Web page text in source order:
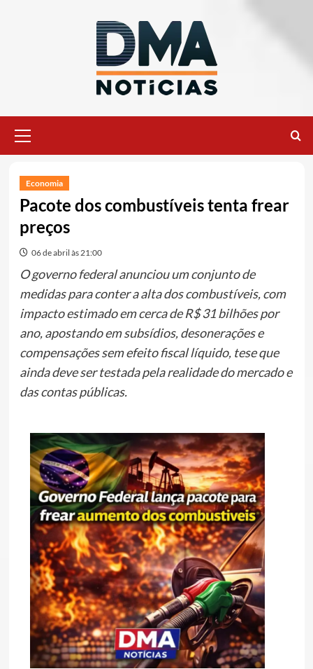
principal
Economia
Pacote dos combustíveis tenta frear
preços
06 de abril às 21:00
O governo federal anunciou um conjunto de
medidas para conter a alta dos combustíveis, com
impacto estimado em cerca de R$ 31 bilhões por
ano, apostando em subsídios, desonerações e
compensações sem efeito fiscal líquido, tese que
ainda deve ser testada pela realidade do mercado e
das contas públicas.